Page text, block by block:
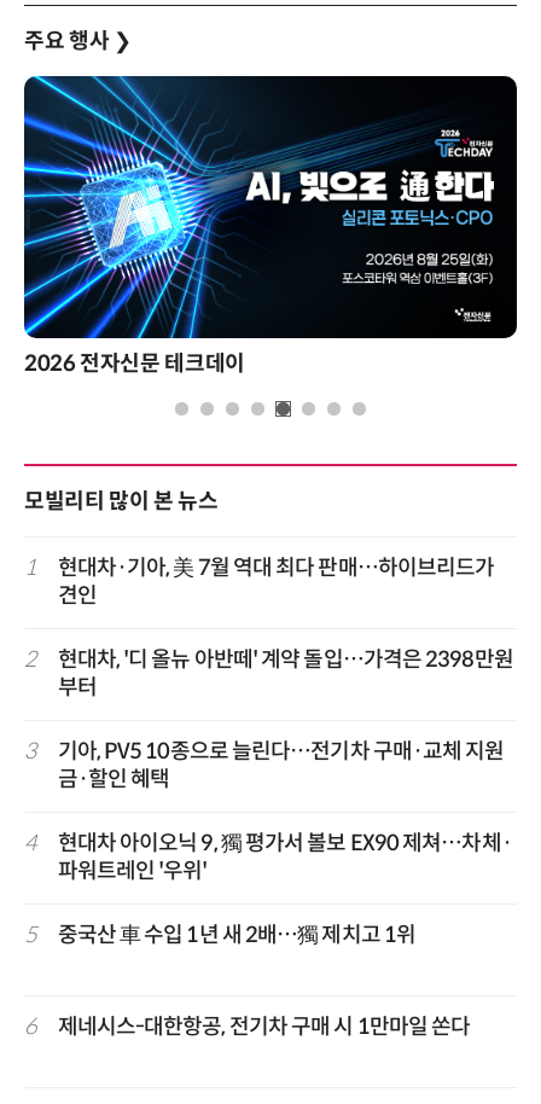
주요 행사 ❯
2026 전자신문 테크데이
모빌리티 많이 본 뉴스
1
현대차·기아, 美 7월 역대 최다 판매…하이브리드가
견인
2
현대차, '디 올뉴 아반떼' 계약 돌입…가격은 2398만원
부터
3
기아, PV5 10종으로 늘린다…전기차 구매·교체 지원
금·할인 혜택
4
현대차 아이오닉 9, 獨 평가서 볼보 EX90 제쳐…차체·
파워트레인 '우위'
5 중국산 車 수입 1년 새 2배…獨 제치고 1위
6 제네시스-대한항공, 전기차 구매 시 1만마일 쏜다